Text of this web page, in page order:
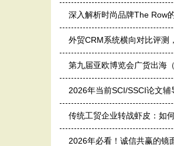
深入解析时尚品牌The Row
外贸CRM系统横向对比评测
第九届亚欧博览会广货出海
2026年当前SCI/SSCI论文
传统工贸企业转战虾皮：如
2026年必看！诚信共赢的镜